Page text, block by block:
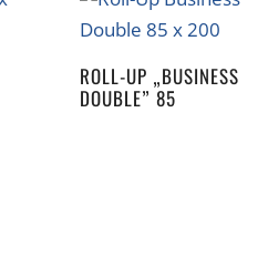
ROLL-UP „BUSINESS
DOUBLE” 85